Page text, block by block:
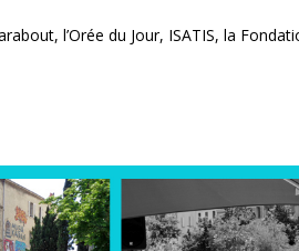
l’Orée du Jour, ISATIS, la